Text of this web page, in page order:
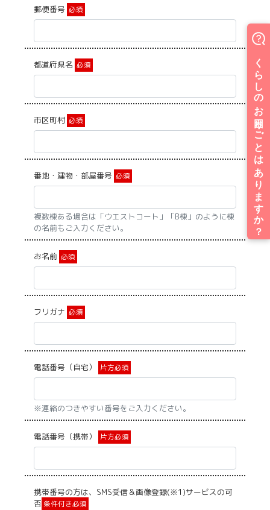
郵便番号 必須
都道府県名 必須
市区町村 必須
番地・建物・部屋番号 必須
複数棟ある場合は「ウエストコート」「B棟」のように棟
の名前もご入力ください。
お名前 必須
フリガナ 必須
電話番号（自宅） 片方必須
※連絡のつきやすい番号をご入力ください。
電話番号（携帯） 片方必須
携帯番号の方は、SMS受信＆画像登録(※1)サービスの可
否 条件付き必須